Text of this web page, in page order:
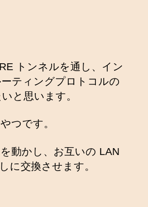
トンネルを通し、イン
ティングプロトコルの
と思います。
つです。
動かし、お互いの LAN
に交換させます。